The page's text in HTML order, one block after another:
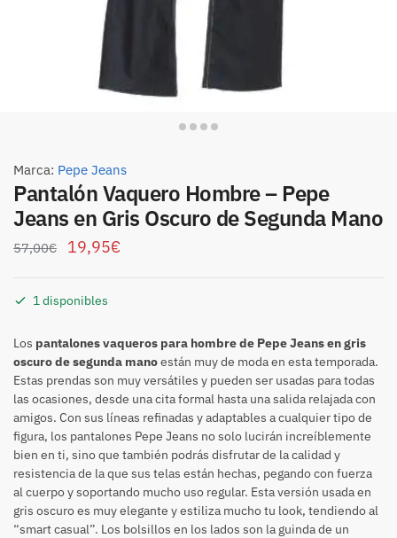
Marca: Pepe Jeans
Pantalón Vaquero Hombre – Pepe
Jeans en Gris Oscuro de Segunda Mano
57,00€ 19,95€
1 disponibles
Los pantalones vaqueros para hombre de Pepe Jeans en gris
oscuro de segunda manoestán muy de moda en esta temporada.
Estas prendas son muy versátiles y pueden ser usadas para todas
las ocasiones, desde una cita formal hasta una salida relajada con
amigos. Con sus líneas refinadas y adaptables a cualquier tipo de
figura, los pantalones Pepe Jeans no solo lucirán increíblemente
bien en ti, sino que también podrás disfrutar de la calidad y
resistencia de la que sus telas están hechas, pegando con fuerza
al cuerpo y soportando mucho uso regular. Esta versión usada en
gris oscuro es muy elegante y estiliza mucho tu look, tendiendo al
“smart casual”. Los bolsillos en los lados son la guinda de un